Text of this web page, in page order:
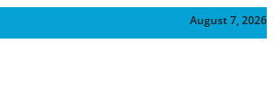
August 7, 2026